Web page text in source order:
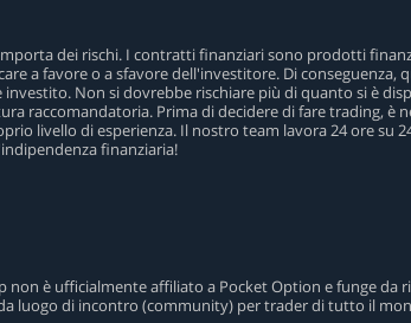
dei rischi. I contratti finanziari sono prodotti
a favore o a sfavore dell'investitore. Di
Non si dovrebbe rischiare più di quanto si è
raccomandatoria. Prima di decidere di fare trading, è
livello di esperienza. Il nostro team lavora 24 ore su
finanziaria!
non è ufficialmente affiliato a Pocket Option e funge
luogo di incontro (community) per trader di tutto il